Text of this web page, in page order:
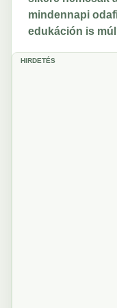
mindennapi
edukáción is
HIRDETÉS